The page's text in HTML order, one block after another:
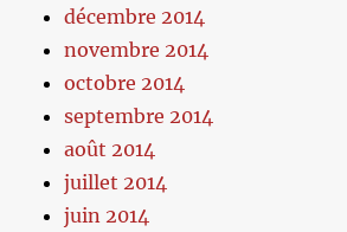
décembre 2014
novembre 2014
octobre 2014
septembre 2014
août 2014
juillet 2014
juin 2014